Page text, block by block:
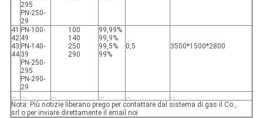
295
PN-250-
29
41
42
43
44
PN-100-
49
PN-140-
39
PN-250-
295
PN-290-
29
100
140
250
290
99,99%
99,9%
99,5%
99%
0,5 3500*1500*2800
… … … … …
…
Nota: Più notizie liberano prego per contattare dal sistema di gas il Co.,
srl o per inviare direttamente il email noi